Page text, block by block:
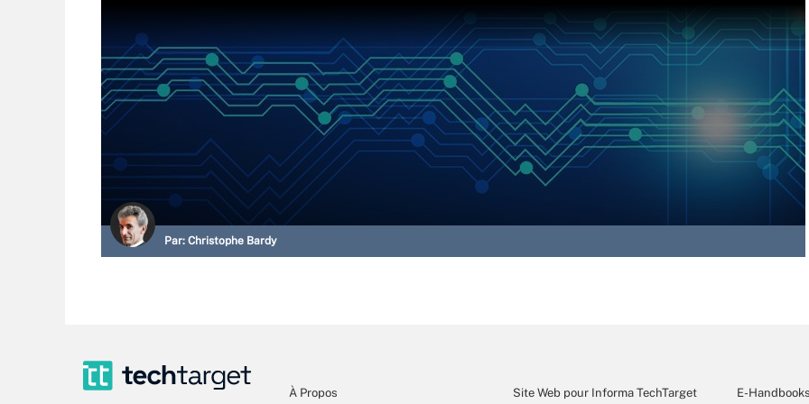
Par: Christophe Bardy
À Propos Site Web pour Informa TechTarget E-